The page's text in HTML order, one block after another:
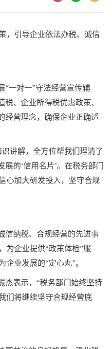
，引导企业依法办税、诚信
“一对一”守法经营宣传辅
、企业所得税优惠政策、
经营理念，确保企业正确适
讲解，全方位帮我们理清了
的‘信用名片’。在税务部门
心加大研发投入，坚守合规
信纳税、合规经营的先进事
为企业提供“政策体检”服
业发展的“定心丸”。
杰表示，“税务部门始终坚持
们将继续坚守合规经营底